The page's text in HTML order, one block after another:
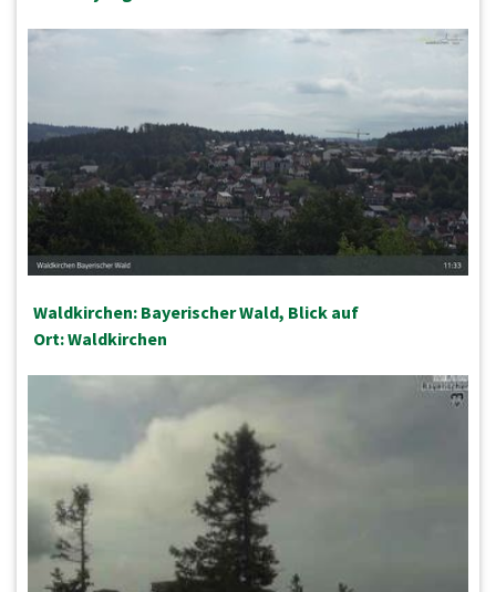
Waldkirchen: Bayerischer Wald, Blick auf
Ort: Waldkirchen